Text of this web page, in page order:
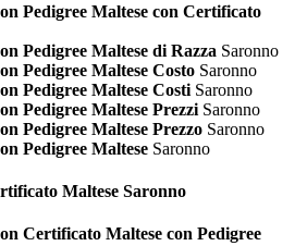
Pedigree Maltese con Certificato
Pedigree Maltese di Razza Saronno
Pedigree Maltese Costo Saronno
Pedigree Maltese Costi Saronno
Pedigree Maltese Prezzi Saronno
Pedigree Maltese Prezzo Saronno
Pedigree Maltese Saronno
Maltese Saronno
Certificato Maltese con Pedigree